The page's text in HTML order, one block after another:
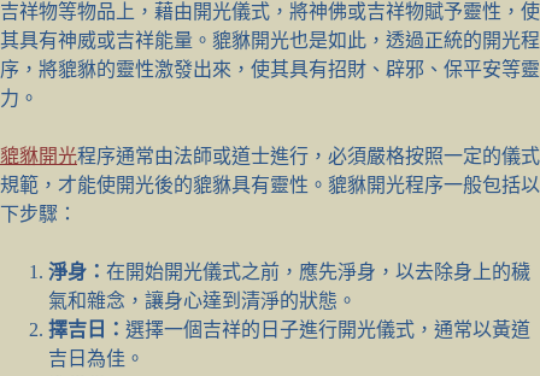
吉祥物等物品上，藉由開光儀式，將神佛或吉祥物賦予靈性，使
其具有神威或吉祥能量。貔貅開光也是如此，透過正統的開光程
序，將貔貅的靈性激發出來，使其具有招財、辟邪、保平安等靈
力。
貔貅開光程序通常由法師或道士進行，必須嚴格按照一定的儀式
規範，才能使開光後的貔貅具有靈性。貔貅開光程序一般包括以
下步驟：
淨身： 在開始開光儀式之前，應先淨身，以去除身上的穢
氣和雜念，讓身心達到清淨的狀態。
擇吉日： 選擇一個吉祥的日子進行開光儀式，通常以黃道
吉日為佳。